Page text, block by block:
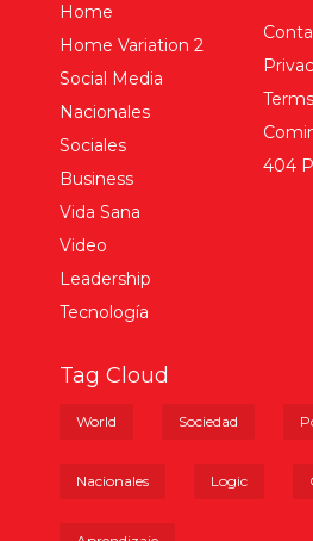
Home
Home Variation 2
Social Media
Nacionales
Sociales
Business
Vida Sana
Video
Leadership
Tecnología
404
Tag Cloud
World Sociedad
Nacionales Logic